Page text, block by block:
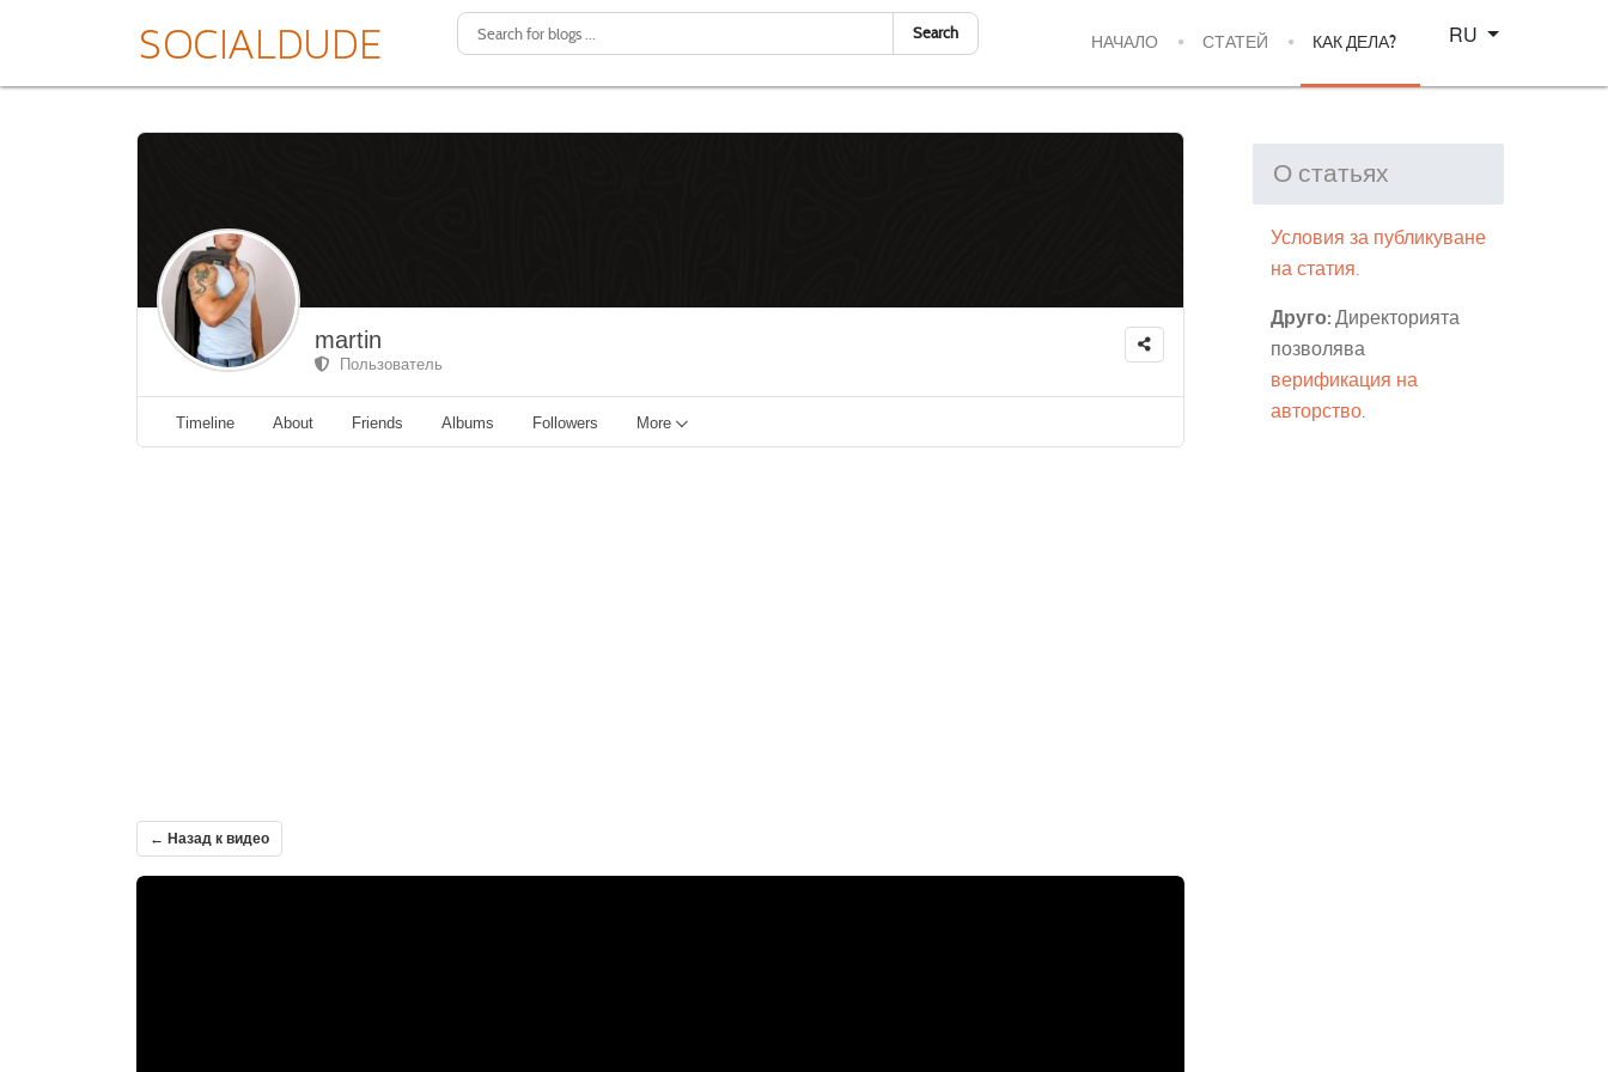
Search НАЧАЛО СТАТЕЙ КАК ДЕЛА?
Select your language
RU
martin
Пользователь
Timeline About Friends Albums Followers More
← Назад к видео
О статьях
Условия за публикуване
на статия.
Друго: Директорията
позволява
верификация на
авторство.